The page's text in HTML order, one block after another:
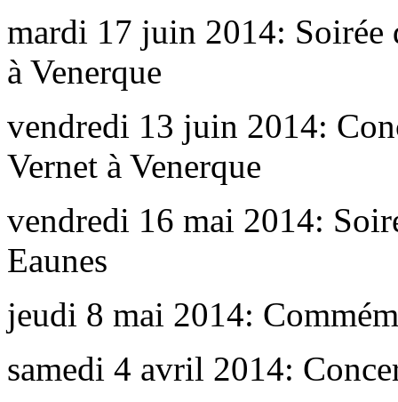
mardi 17 juin 2014: Soirée
à Venerque
vendredi 13 juin 2014:
Vernet à Venerque
vendredi 16 mai 2014:
Eaunes
jeudi 8 mai 2014:
samedi 4 avril 2014: